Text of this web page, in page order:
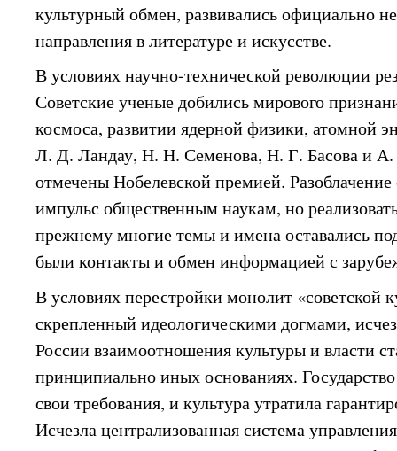
культурный обмен, развивались официально
направления в литературе и искусстве.
В условиях научно-технической революции
Советские ученые добились мирового
космоса, развитии ядерной физики, атомной
Л. Д. Ландау, Н. Н. Семенова, Н. Г. Басова и
отмечены Нобелевской премией.
импульс общественным наукам, но
прежнему многие темы и имена оставались
были контакты и обмен информацией с
В условиях перестройки монолит «советской
скрепленный идеологическими догмами,
России взаимоотношения культуры и власти
принципиально иных основаниях.
свои требования, и культура утратила
Исчезла централизованная система